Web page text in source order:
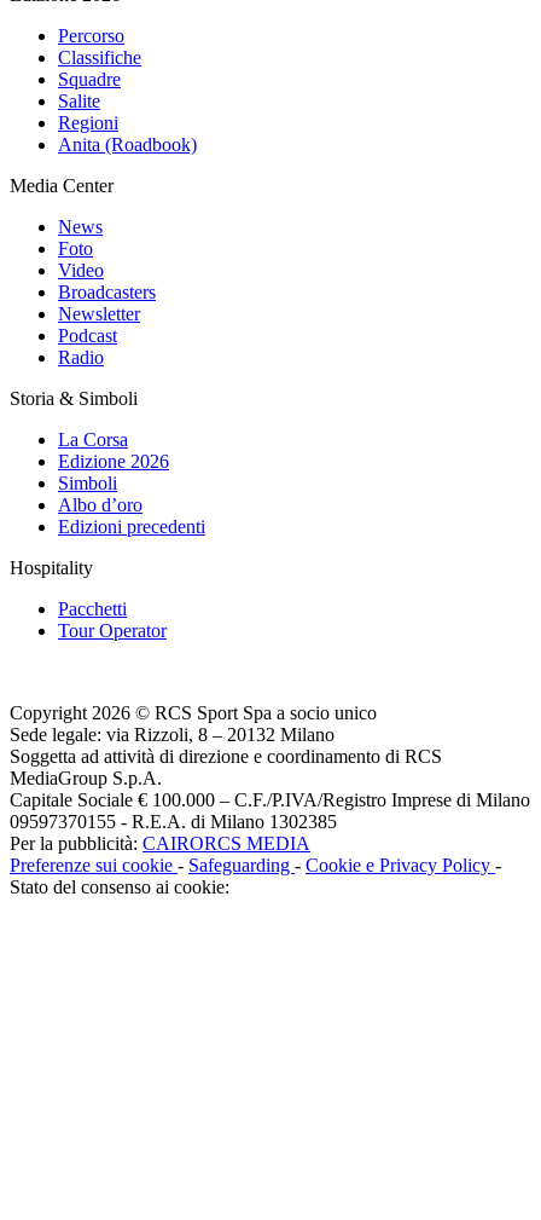
Percorso
Classifiche
Squadre
Salite
Regioni
Anita (Roadbook)
Media Center
News
Foto
Video
Broadcasters
Newsletter
Podcast
Radio
Storia & Simboli
La Corsa
Edizione 2026
Simboli
Albo d’oro
Edizioni precedenti
Hospitality
Pacchetti
Tour Operator
Copyright 2026 © RCS Sport Spa a socio unico
Sede legale: via Rizzoli, 8 – 20132 Milano
Soggetta ad attività di direzione e coordinamento di RCS
MediaGroup S.p.A.
Capitale Sociale € 100.000 – C.F./P.IVA/Registro Imprese di Milano
09597370155 - R.E.A. di Milano 1302385
Per la pubblicità: CAIRORCS MEDIA
Preferenze sui cookie - Safeguarding - Cookie e Privacy Policy -
Stato del consenso ai cookie: